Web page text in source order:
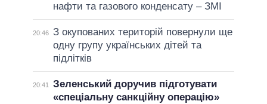
нафти та газового конденсату – ЗМІ
20:46 З окупованих територій повернули ще
одну групу українських дітей та
підлітків
20:41
Зеленський доручив підготувати
«спеціальну санкційну операцію»